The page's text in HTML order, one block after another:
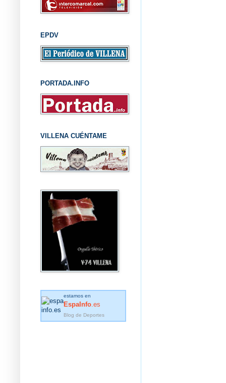
EPDV
PORTADA.INFO
VILLENA CUÉNTAME
estamos en
EspaInfo .es
Blog de Deportes